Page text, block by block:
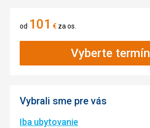
od 101 € za os.
Vyberte termín
Vybrali sme pre vás
Iba ubytovanie